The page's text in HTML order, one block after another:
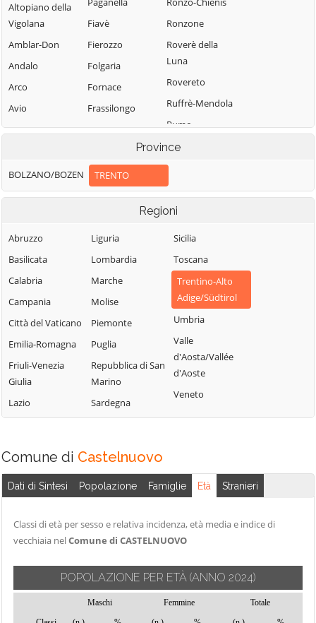
Altopiano della
Vigolana
Amblar-Don
Andalo
Arco
Avio
Baselga di Pinè
Besenello
Bieno
Bocenago
Bondone
Borgo Chiese
Borgo d'Anaunia
Borgo Lares
Borgo Valsugana
Brentonico
Bresimo
Caderzone
Terme
Lago
Caldes
Caldonazzo
Calliano
Campitello di
Campodenno
Fiavè
Fierozzo
Folgaria
Fornace
Frassilongo
Garniga Terme
Giustino
Grigno
Isera
Lavarone
Lavis
Ledro
Levico Terme
Livo
Lona-Lases
Luserna
Madruzzo
Mezzana
Mezzocorona
Moena
Molveno
Ronzone
Roverè della
Luna
Rovereto
Ruffrè-Mendola
Rumo
Sagron Mis
Samone
San Giovanni di
Fassa-Sèn Jan
Dorsino
San Michele
all'Adige
Sant'Orsola
Terme
Sanzeno
Sarnonico
Scurelle
Segonzano
Sella Giudicarie
Sover
Spormaggiore
Stenico
Storo
Province
BOLZANO/BOZEN TRENTO
Regioni
Abruzzo
Basilicata
Calabria
Campania
Città del Vaticano
Emilia-Romagna
Friuli-Venezia
Giulia
Lazio
Liguria
Lombardia
Marche
Molise
Piemonte
Puglia
Repubblica di San
Marino
Sardegna
Sicilia
Toscana
Trentino-Alto
Adige/Südtirol
Umbria
Valle
d'Aosta/Vallée
d'Aoste
Veneto
Comune di Castelnuovo
Dati di Sintesi Popolazione Famiglie Età Stranieri
Classi di età per sesso e relativa incidenza, età media e indice di
vecchiaia nelComune di CASTELNUOVO
POPOLAZIONE PER ETÀ (ANNO 2024)
Maschi Femmine
Totale